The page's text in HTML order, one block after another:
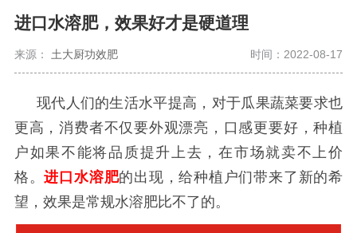
进口水溶肥，效果好才是硬道理
来源： 土大厨功效肥 时间：2022-08-17
现代人们的生活水平提高，对于瓜果蔬菜要求也
更高，消费者不仅要外观漂亮，口感更要好，种植
户如果不能将品质提升上去，在市场就卖不上价
格。进口水溶肥的出现，给种植户们带来了新的希
望，效果是常规水溶肥比不了的。